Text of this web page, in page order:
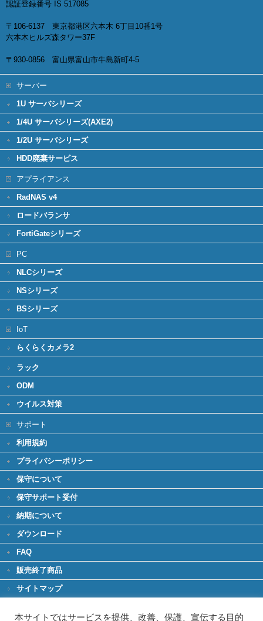
認証登録番号 IS 517085
〒106-6137 東京都港区六本木 6丁目10番1号
六本木ヒルズ森タワー37F
〒930-0856 富山県富山市牛島新町4-5
サーバー
1U サーバシリーズ
1/4U サーバシリーズ(AXE2)
1/2U サーバシリーズ
HDD廃棄サービス
アプライアンス
RadNAS v4
ロードバランサ
FortiGateシリーズ
PC
NLCシリーズ
NSシリーズ
BSシリーズ
IoT
らくらくカメラ2
ラック
ODM
ウイルス対策
サポート
利用規約
プライバシーポリシー
保守について
保守サポート受付
納期について
ダウンロード
FAQ
販売終了商品
サイトマップ
本サイトではサービスを提供、改善、保護、宣伝する目的